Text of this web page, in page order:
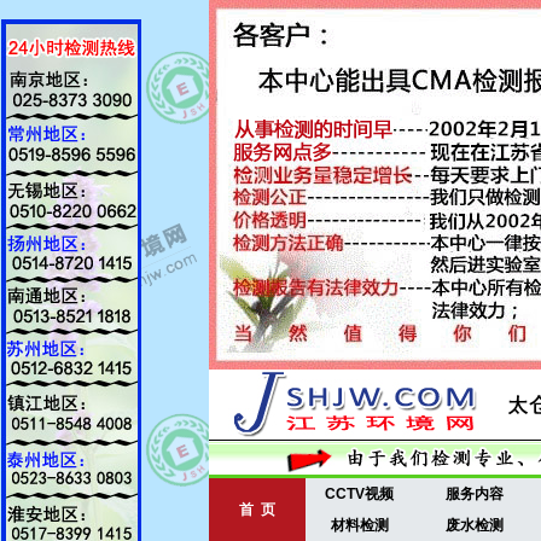
首 页
CCTV视频
服务内容
材料检测
废水检测